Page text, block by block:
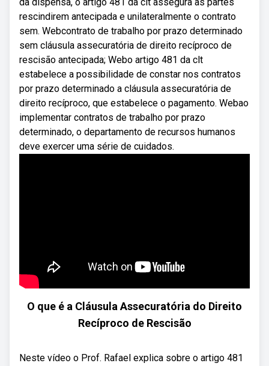
rescindirem antecipada e unilateralmente o contrato
sem. Webcontrato de trabalho por prazo determinado
sem cláusula assecuratória de direito recíproco de
rescisão antecipada; Webo artigo 481 da clt
estabelece a possibilidade de constar nos contratos
por prazo determinado a cláusula assecuratória de
direito recíproco, que estabelece o pagamento. Webao
implementar contratos de trabalho por prazo
determinado, o departamento de recursos humanos
deve exercer uma série de cuidados.
O que é a Cláusula Assecuratória do Direito
Recíproco de Rescisão
Neste vídeo o Prof. Rafael explica sobre o artigo 481